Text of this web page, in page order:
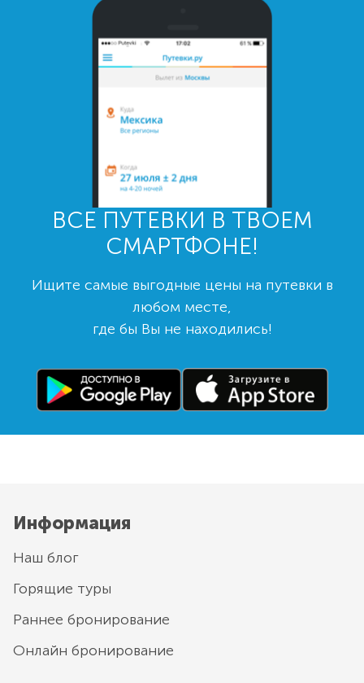
ВСЕ ПУТЕВКИ В ТВОЕМ
СМАРТФОНЕ!
Ищите самые выгодные цены на путевки в
любом месте,
где бы Вы не находились!
Информация
Наш блог
Горящие туры
Раннее бронирование
Онлайн бронирование